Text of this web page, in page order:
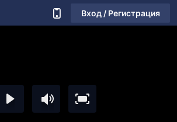
Вход / Регистрация